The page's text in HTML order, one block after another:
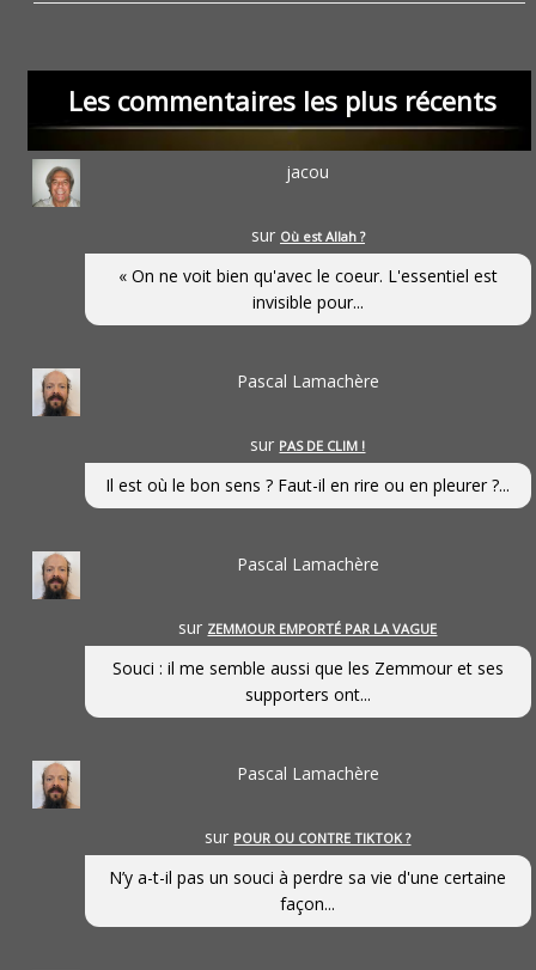
Les commentaires les plus récents
jacou
sur Où est Allah ?
« On ne voit bien qu'avec le coeur. L'essentiel est
invisible pour...
Pascal Lamachère
sur PAS DE CLIM !
Il est où le bon sens ? Faut-il en rire ou en pleurer ?...
Pascal Lamachère
sur ZEMMOUR EMPORTÉ PAR LA VAGUE
Souci : il me semble aussi que les Zemmour et ses
supporters ont...
Pascal Lamachère
sur POUR OU CONTRE TIKTOK ?
N’y a-t-il pas un souci à perdre sa vie d'une certaine
façon...